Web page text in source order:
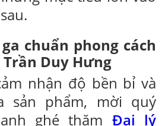
chuẩn phong cách
Duy Hưng
nhận độ bền bỉ và
sản phẩm, mời quý
ghé thăm Đại lý